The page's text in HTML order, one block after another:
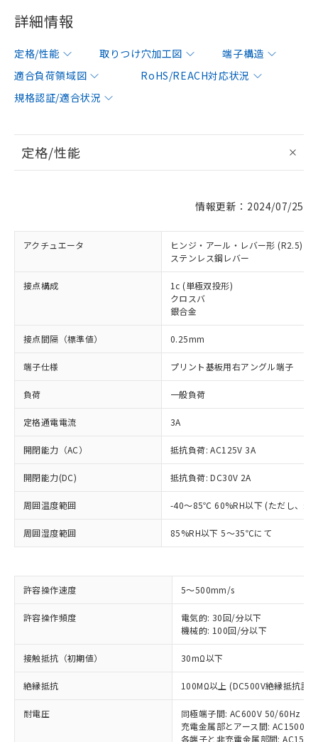
詳細情報
定格/性能 取りつけ穴加工図
端子構造
適合負荷領域図
RoHS/REACH対応状況
規格認証/適合状況
定格/性能
情報更新：2024/07/25
アクチュエータ
ヒンジ・アール・レバー形 (R2.5)
ステンレス鋼レバー
接点構成
1c (単極双投形)
クロスバ
銀合金
接点間隔（標準値） 0.25mm
端子仕様 プリント基板用右アングル端子
負荷 一般負荷
定格通電電流 3A
開閉能力（AC） 抵抗負荷: AC125V 3A
開閉能力(DC) 抵抗負荷: DC30V 2A
周囲温度範囲 -40～85℃ 60%RH以下 (ただし、氷
周囲湿度範囲 85%RH以下 5～35℃にて
許容操作速度 5～500mm/s
許容操作頻度
電気的: 30回/分以下
機械的: 100回/分以下
接触抵抗（初期値） 30mΩ以下
絶縁抵抗 100MΩ以上 (DC500V絶縁抵抗計
耐電圧
同極端子間: AC600V 50/60Hz
充電金属部とアース間: AC1500V
各端子と非充電金属部間:
ご利用条件
以下の条件をお読みいただき、同意のうえ
※1 対応状況
対応済み：EU RoHS指令（10物質）の
非含有に対応した製品が提供可能な商品で
す。
対応予定：EU RoHS指令（10物質）の非含
有に対応した製品に切り替える予定のある
対応予定なし：EU RoHS指令（10物質）の
非含有に非対応の商品で、対応品を出す予